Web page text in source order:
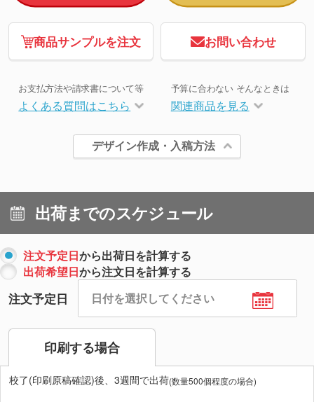
商品サンプルを注文 お問い合わせ
お支払方法や請求書について等
よくある質問はこちら
予算に合わない そんなときは
関連商品を見る
デザイン作成・入稿方法
出荷までのスケジュール
注文予定日から出荷日を計算する
出荷希望日から注文日を計算する
注文予定日
印刷する場合
校了(印刷原稿確認)後、3週間で出荷(数量500個程度の場合)